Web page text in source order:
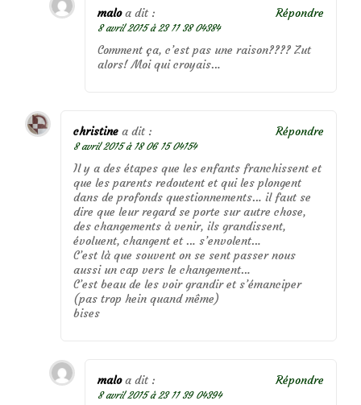
malo a dit :
8 avril 2015 à 23 11 38 04384
Comment ça, c’est pas une raison???? Zut
alors! Moi qui croyais…
Répondre
christine a dit :
8 avril 2015 à 18 06 15 04154
Il y a des étapes que les enfants franchissent et
que les parents redoutent et qui les plongent
dans de profonds questionnements… il faut se
dire que leur regard se porte sur autre chose,
des changements à venir, ils grandissent,
évoluent, changent et … s’envolent…
C’est là que souvent on se sent passer nous
aussi un cap vers le changement…
C’est beau de les voir grandir et s’émanciper
(pas trop hein quand même)
bises
Répondre
malo a dit :
8 avril 2015 à 23 11 39 04394
Répondre